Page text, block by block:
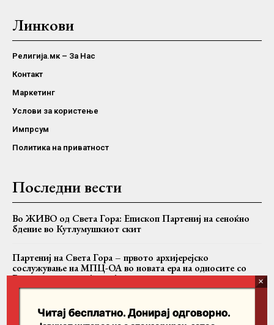
Линкови
Религија.мк – За Нас
Контакт
Маркетинг
Услови за користење
Импрсум
Политика на приватност
Последни вести
Во ЖИВО од Света Гора: Епископ Партениј на сеноќно
бдение во Кутлумушкиот скит
Партениј на Света Гора – првото архијерејско
сослужување на МПЦ-ОА во новата ера на односите со
Вселенската патријаршија
Вартоломеј, Теодор II и Јован заедно на Имврос
Читај бесплатно. Донирај одговорно.